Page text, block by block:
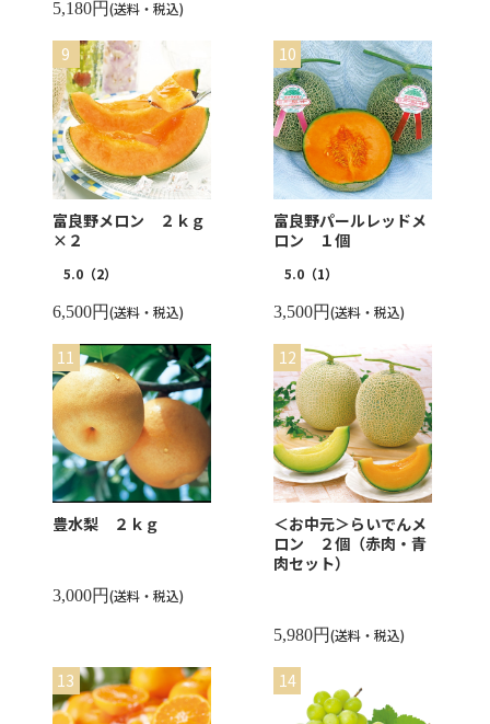
5,180円(送料・税込)
富良野メロン ２ｋｇ
×２
5.0（2）
6,500円(送料・税込)
富良野パールレッドメ
ロン １個
5.0 （1）
3,500円(送料・税込)
豊水梨 ２ｋｇ
3,000円(送料・税込)
＜お中元＞らいでんメ
ロン ２個（赤肉・青
肉セット）
5,980円(送料・税込)